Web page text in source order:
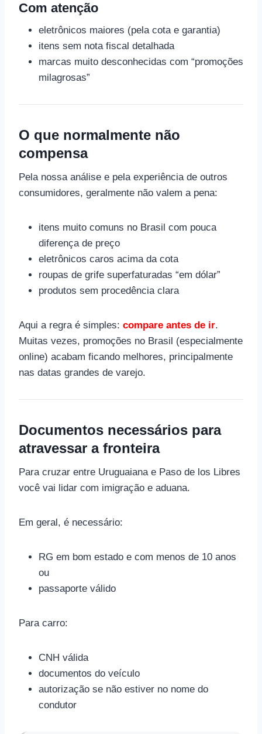
Com atenção
eletrônicos maiores (pela cota e garantia)
itens sem nota fiscal detalhada
marcas muito desconhecidas com “promoções
milagrosas”
O que normalmente não
compensa
Pela nossa análise e pela experiência de outros
consumidores, geralmente não valem a pena:
itens muito comuns no Brasil com pouca
diferença de preço
eletrônicos caros acima da cota
roupas de grife superfaturadas “em dólar”
produtos sem procedência clara
Aqui a regra é simples: compare antes de ir.
Muitas vezes, promoções no Brasil (especialmente
online) acabam ficando melhores, principalmente
nas datas grandes de varejo.
Documentos necessários para
atravessar a fronteira
Para cruzar entre Uruguaiana e Paso de los Libres
você vai lidar com imigração e aduana.
Em geral, é necessário:
RG em bom estado e com menos de 10 anos
ou
passaporte válido
Para carro:
CNH válida
documentos do veículo
autorização se não estiver no nome do
condutor